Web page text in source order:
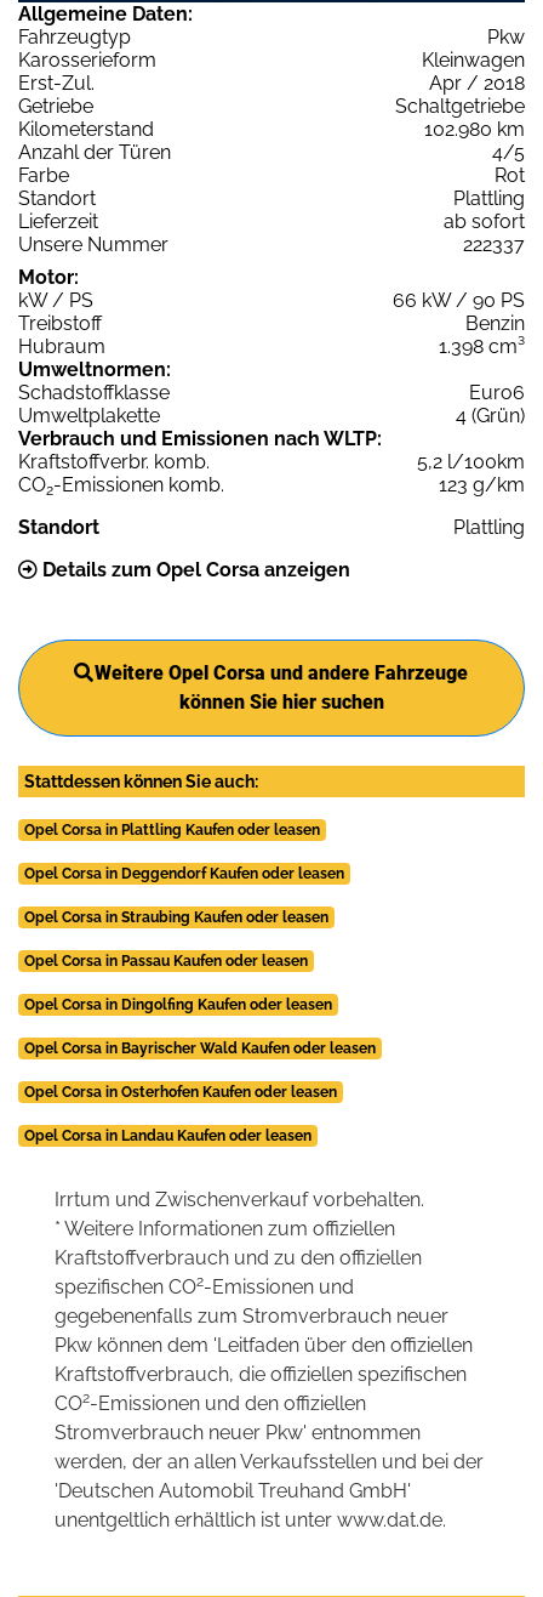
Allgemeine Daten:
Fahrzeugtyp
Pkw
Karosserieform
Kleinwagen
Erst-Zul.
Apr / 2018
Getriebe
Schaltgetriebe
Kilometerstand
102.980 km
Anzahl der Türen
4/5
Farbe
Rot
Standort
Plattling
Lieferzeit
ab sofort
Unsere Nummer
222337
Motor:
kW / PS
66 kW / 90 PS
Treibstoff
Benzin
Hubraum
1.398 cm³
Umweltnormen:
Schadstoffklasse
Euro6
Umweltplakette
4 (Grün)
Verbrauch und Emissionen nach WLTP:
Kraftstoffverbr. komb.
5,2 l/100km
CO2-Emissionen komb.
123 g/km
Standort
Plattling
Details zum Opel Corsa anzeigen
Weitere Opel Corsa und andere Fahrzeuge
können Sie hier suchen
Stattdessen können Sie auch:
Opel Corsa in Plattling Kaufen oder leasen
Opel Corsa in Deggendorf Kaufen oder leasen
Opel Corsa in Straubing Kaufen oder leasen
Opel Corsa in Passau Kaufen oder leasen
Opel Corsa in Dingolfing Kaufen oder leasen
Opel Corsa in Bayrischer Wald Kaufen oder leasen
Opel Corsa in Osterhofen Kaufen oder leasen
Opel Corsa in Landau Kaufen oder leasen
Irrtum und Zwischenverkauf vorbehalten.
* Weitere Informationen zum offiziellen
Kraftstoffverbrauch und zu den offiziellen
spezifischen CO2-Emissionen und
gegebenenfalls zum Stromverbrauch neuer
Pkw können dem 'Leitfaden über den offiziellen
Kraftstoffverbrauch, die offiziellen spezifischen
CO2-Emissionen und den offiziellen
Stromverbrauch neuer Pkw' entnommen
werden, der an allen Verkaufsstellen und bei der
'Deutschen Automobil Treuhand GmbH'
unentgeltlich erhältlich ist unter www.dat.de.